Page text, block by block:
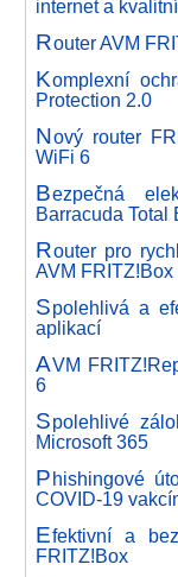
internet a
Router AVM
Komplexní
Protection 2.0
Nový router
WiFi 6
Bezpečná
Barracuda Total
Router pro
AVM FRITZ!Box
Spolehlivá a
aplikací
AVM
6
Spolehlivé
Microsoft 365
Phishingové
COVID-19
Efektivní a
FRITZ!Box